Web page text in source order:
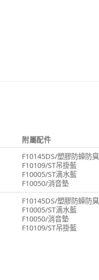
附屬配件
F10145DS/塑膠防蟑防
F10109/ST吊掛藍
F10005/ST滴水藍
F10050/消音墊
F10145DS/塑膠防蟑防
F10005/ST滴水藍
F10050/消音墊
F10109/ST吊掛藍